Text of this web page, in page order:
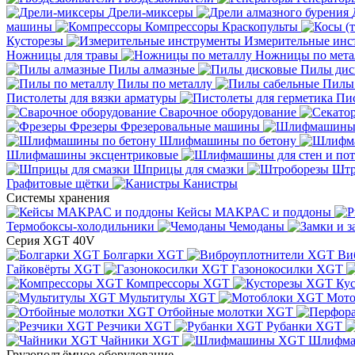
Дрели-миксеры
машины
Компрессоры Краскопульты
Кусторезы
Измерительные
Ножницы для травы
Ножницы по
Пилы алмазные
Пилы
Пилы по металлу
Пилы
Пистолеты для вязки арматуры
Сварочное оборудование
Фрезеры Фрезеровальные машины
Шлифмашины по бетону
Шлифмашины эксцентриковые
Шприцы для смазки
Графитовые щётки
Канистры
Системы хранения
Кейсы MAKPAC и поддоны
Термобоксы-холодильники
Чемоданы
Серия XGT 40V
Болгарки XGT
Гайковёрты XGT
Газонокосилки XGT
Компрессоры XGT
Мультитулы XGT
Отбойные молотки XGT
Резчики XGT
Рубанки XGT
Чайники XGT